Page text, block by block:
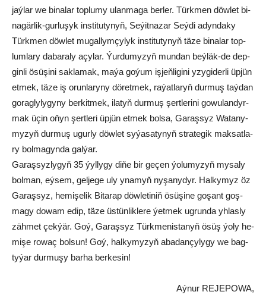
jaý­lar we bi­na­lar top­lu­my ulan­ma­ga ber­ler. Türk­men döw­let bi­
na­gär­lik-gur­lu­şyk ins­ti­tu­ty­nyň, Se­ýit­na­zar Seý­di adyn­da­ky
Türk­men döw­let mu­gal­lym­çy­lyk ins­ti­tu­ty­nyň tä­ze bi­na­lar top­
lum­la­ry da­ba­ra­ly açy­lar. Ýur­du­my­zyň mun­dan beý­läk-de dep­
gin­li ösü­şi­ni sak­la­mak, ma­ýa go­ýum iş­jeň­li­gi­ni yzy­gi­der­li üp­jün
et­mek, tä­ze iş orun­la­ry­ny dö­ret­mek, ra­ýat­la­ryň dur­muş taý­dan
go­rag­ly­ly­gy­ny ber­kit­mek, ila­tyň dur­muş şert­le­ri­ni go­wu­lan­dyr­
mak üçin oňyn şert­le­ri üp­jün et­mek bol­sa, Ga­raş­syz Wa­ta­ny­
my­zyň dur­muş ugur­ly döw­let sy­ýa­sa­ty­nyň stra­te­gik mak­sat­la­
ry bol­ma­gyn­da gal­ýar.
Ga­raş­syz­ly­gyň 35 ýyl­ly­gy di­ňe bir ge­çen ýo­lu­my­zyň my­sa­ly
bol­man, eý­sem, gel­je­ge uly yna­myň ny­şa­ny­dyr. Hal­ky­myz öz
Ga­raş­syz, he­mi­şe­lik Bi­ta­rap döw­le­ti­niň ösü­şi­ne go­şant goş­
ma­gy do­wam edip, tä­ze üs­tün­lik­le­re ýet­mek ug­run­da yh­las­ly
zäh­met çek­ýär. Goý, Ga­raş­syz Türk­me­nis­ta­nyň ösüş ýo­ly he­
mi­şe ro­waç bol­sun! Goý, hal­ky­my­zyň aba­dan­çy­ly­gy we bag­
ty­ýar dur­mu­şy bar­ha ber­ke­sin!
Aýnur REJEPOWA,